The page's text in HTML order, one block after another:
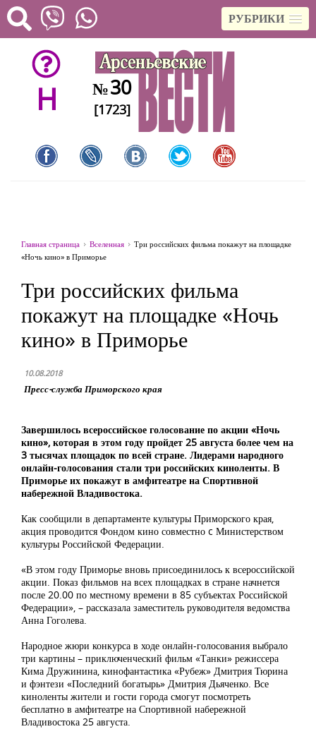
РУБРИКИ
H №30
[1723]
Главная страница Вселенная
Три российских фильма покажут на площадке
«Ночь кино» в Приморье
Три российских фильма
покажут на площадке «Ночь
кино» в Приморье
10.08.2018
Пресс-служба Приморского края
Завершилось всероссийское голосование по акции «Ночь
кино», которая в этом году пройдет 25 августа более чем на
3 тысячах площадок по всей стране. Лидерами народного
онлайн-голосования стали три российских киноленты. В
Приморье их покажут в амфитеатре на Спортивной
набережной Владивостока.
Как сообщили в департаменте культуры Приморского края,
акция проводится Фондом кино совместно c Министерством
культуры Российской Федерации.
«В этом году Приморье вновь присоединилось к всероссийской
акции. Показ фильмов на всех площадках в стране начнется
после 20.00 по местному времени в 85 субъектах Российской
Федерации», – рассказала заместитель руководителя ведомства
Анна Гоголева.
Народное жюри конкурса в ходе онлайн-голосования выбрало
три картины – приключенческий фильм «Танки» режиссера
Кима Дружинина, кинофантастика «Рубеж» Дмитрия Тюрина
и фэнтези «Последний богатырь» Дмитрия Дьяченко. Все
киноленты жители и гости города смогут посмотреть
бесплатно в амфитеатре на Спортивной набережной
Владивостока 25 августа.